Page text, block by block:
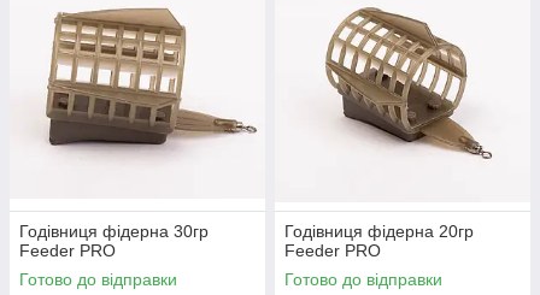
Годівниця фідерна 30гр
Feeder PRO
Готово до відправки
Годівниця фідерна 20гр
Feeder PRO
Готово до відправки